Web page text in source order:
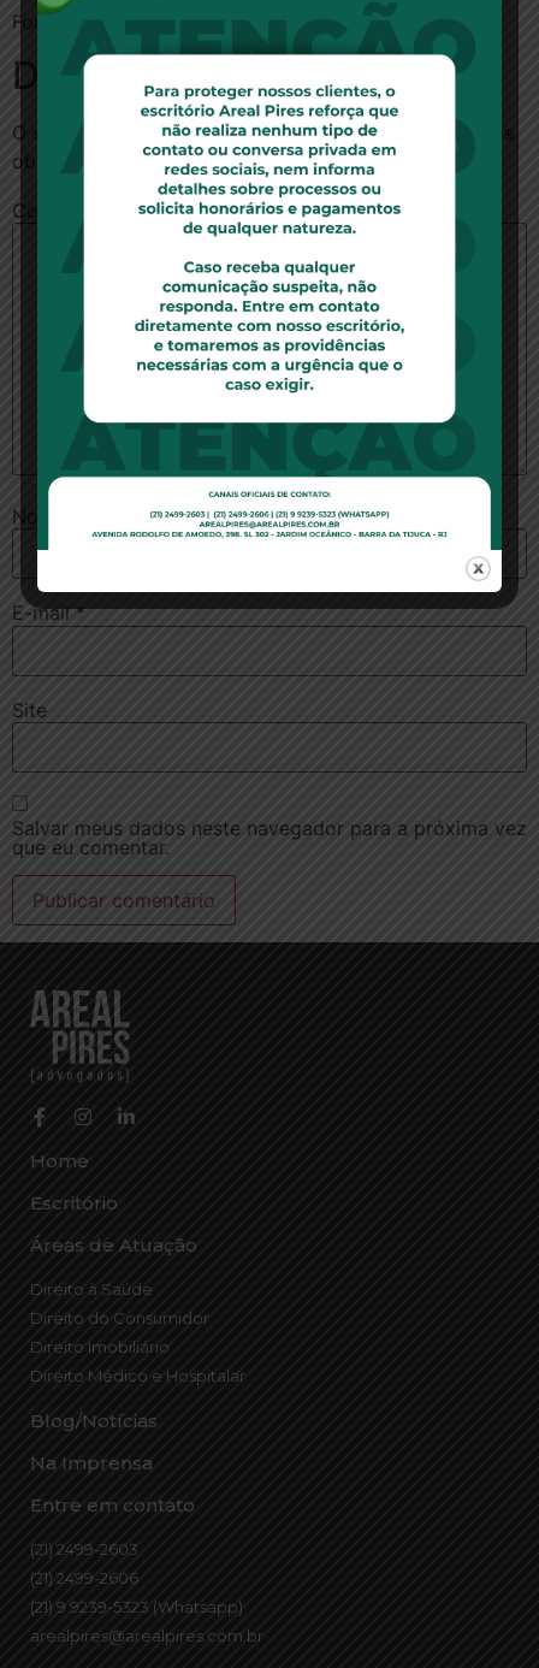
Fonte:
TJSP
Deixe um comentário
O seu endereço de e-mail não será publicado.
obrigatórios são marcados com*
Comentário
Nome
E-mail*
Site
Salvar meus dados neste navegador para a próxima vez
que eu comentar.
Home
Escritório
Áreas de Atuação
Direito à Saúde
Direito do Consumidor
Direito Imobiliário
Direito Médico e Hospitalar
Blog/Notícias
Na Imprensa
Entre em contato
(21) 2499-2603
(21) 2499-2606
(21) 9 9239-5323 (Whatsapp)
arealpires@arealpires.com.br